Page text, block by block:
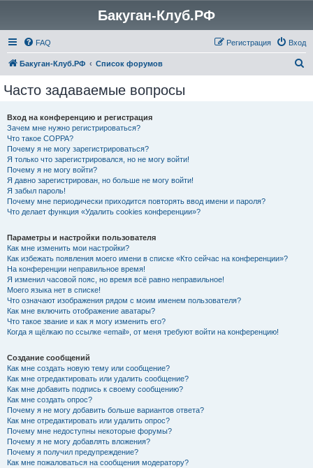
Бакуган-Клуб.РФ
FAQ Вход
Регистрация
Бакуган-Клуб.РФ Список форумов
Часто задаваемые вопросы
Вход на конференцию и регистрация
Зачем мне нужно регистрироваться?
Что такое COPPA?
Почему я не могу зарегистрироваться?
Я только что зарегистрировался, но не могу войти!
Почему я не могу войти?
Я давно зарегистрирован, но больше не могу войти!
Я забыл пароль!
Почему мне периодически приходится повторять ввод имени и пароля?
Что делает функция «Удалить cookies конференции»?
Параметры и настройки пользователя
Как мне изменить мои настройки?
Как избежать появления моего имени в списке «Кто сейчас на конференции»?
На конференции неправильное время!
Я изменил часовой пояс, но время всё равно неправильное!
Моего языка нет в списке!
Что означают изображения рядом с моим именем пользователя?
Как мне включить отображение аватары?
Что такое звание и как я могу изменить его?
Когда я щёлкаю по ссылке «email», от меня требуют войти на конференцию!
Создание сообщений
Как мне создать новую тему или сообщение?
Как мне отредактировать или удалить сообщение?
Как мне добавить подпись к своему сообщению?
Как мне создать опрос?
Почему я не могу добавить больше вариантов ответа?
Как мне отредактировать или удалить опрос?
Почему мне недоступны некоторые форумы?
Почему я не могу добавлять вложения?
Почему я получил предупреждение?
Как мне пожаловаться на сообщения модератору?